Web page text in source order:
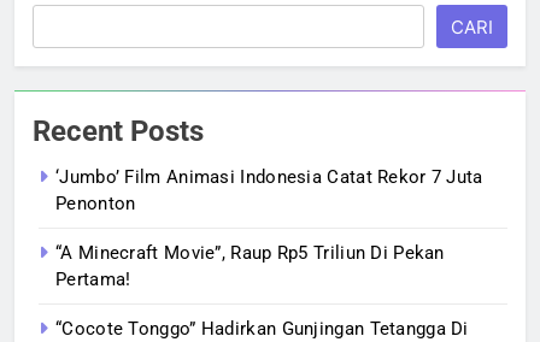
CARI
Recent Posts
‘Jumbo’ Film Animasi Indonesia Catat Rekor 7 Juta
Penonton
“A Minecraft Movie”, Raup Rp5 Triliun Di Pekan
Pertama!
“Cocote Tonggo” Hadirkan Gunjingan Tetangga Di